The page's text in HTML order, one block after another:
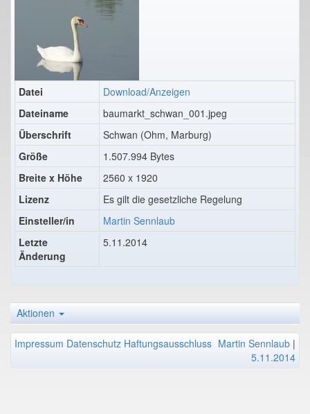
Datei
Download/Anzeigen
Dateiname
baumarkt_schwan_001.jpeg
Überschrift
Schwan (Ohm, Marburg)
Größe
1.507.994 Bytes
Breite x Höhe
2560 x 1920
Lizenz
Es gilt die gesetzliche Regelung
Einsteller/in
Martin Sennlaub
Letzte
Änderung
5.11.2014
Aktionen
Impressum Datenschutz Haftungsausschluss Martin Sennlaub |
5.11.2014